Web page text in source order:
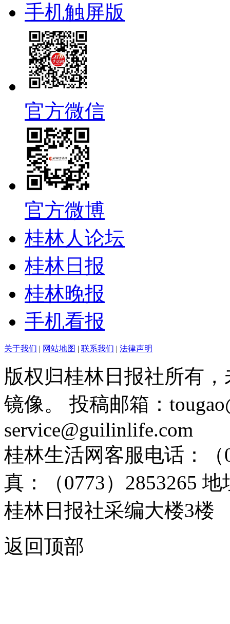
手机触屏版
官方微信
官方微博
桂林人论坛
桂林日报
桂林晚报
手机看报
关于我们 | 网站地图 | 联系我们 | 法律声明
版权归桂林日报社所有
镜像。 投稿邮箱：
service@guilinlife.com
桂林生活网客服电话：（
真：（0773）2853265
桂林日报社采编大楼3楼
返回顶部